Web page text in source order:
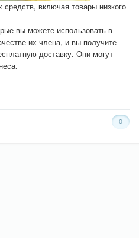
включая товары низкого
вы можете использовать в
их члена, и вы получите
доставку. Они могут
0